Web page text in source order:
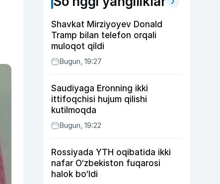
Shavkat Mirziyoyev Donald
Tramp bilan telefon orqali
muloqot qildi
Bugun, 19:27
Saudiyaga Eronning ikki
ittifoqchisi hujum qilishi
kutilmoqda
Bugun, 19:22
Rossiyada YTH oqibatida ikki
nafar O‘zbekiston fuqarosi
halok bo‘ldi